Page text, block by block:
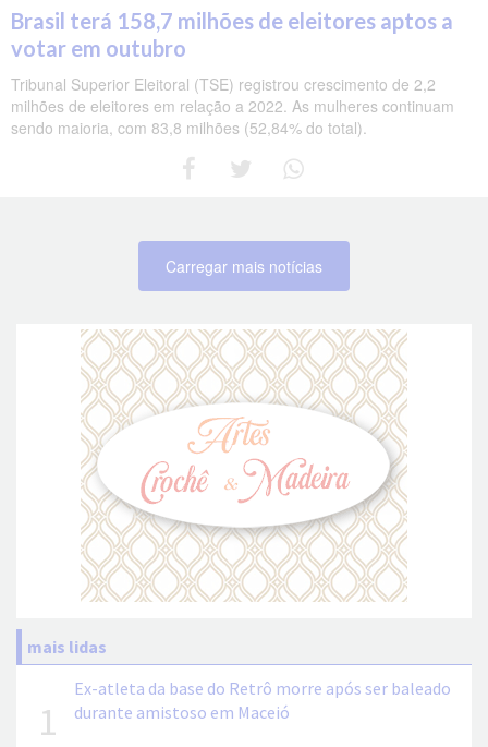
Brasil terá 158,7 milhões de eleitores aptos a
votar em outubro
Tribunal Superior Eleitoral (TSE) registrou crescimento de 2,2
milhões de eleitores em relação a 2022. As mulheres continuam
sendo maioria, com 83,8 milhões (52,84% do total).
Carregar mais notícias
mais lidas
1
Ex-atleta da base do Retrô morre após ser baleado
durante amistoso em Maceió